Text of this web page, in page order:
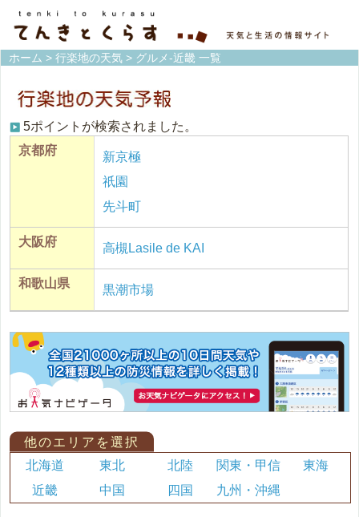
ホーム > 行楽地の天気 > グルメ-近畿 一覧
5ポイントが検索されました。
京都府
新京極
祇園
先斗町
大阪府 高槻Lasile de KAI
和歌山県 黒潮市場
他のエリアを選択
北海道
東北 北陸 関東・甲信
東海
近畿
中国 四国 九州・沖縄